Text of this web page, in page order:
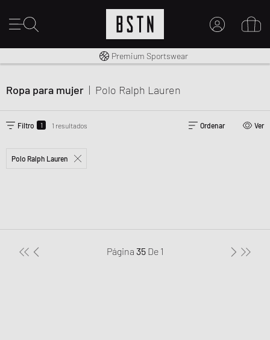
Envío gratuito a España desde € 100
Premium Sportswear
Ropa para mujer | Polo Ralph Lauren
Filtro 1 1 resultados Ordenar Ver
Polo Ralph Lauren
Página 35 De 1